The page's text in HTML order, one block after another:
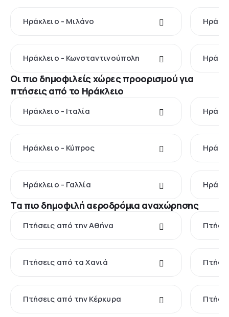
Ηράκλειο - Μιλάνο
Ηράκλειο - Κωνσταντινούπολη
Οι πιο δημοφιλείς χώρες προορισμού για
πτήσεις από το Ηράκλειο
Ηράκλειο - Ιταλία
Ηράκλειο - Κύπρος
Ηράκλειο - Γαλλία
Τα πιο δημοφιλή αεροδρόμια αναχώρησης
Πτήσεις από την Αθήνα
Πτήσεις από τα Χανιά
Πτήσεις από την Κέρκυρα